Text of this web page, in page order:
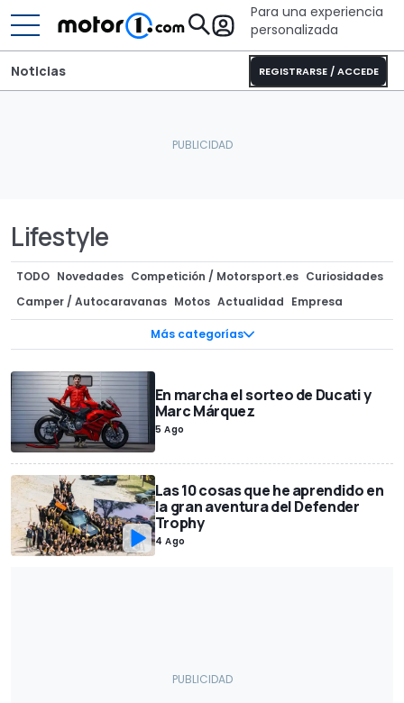
Para una experiencia
personalizada
REGISTRARSE / ACCEDE
Noticias
Lifestyle
Más categorías
TODO Novedades Competición / Motorsport.es Curiosidades
Camper / Autocaravanas Motos Actualidad Empresa
Componentes / Preparaciones
Superdeportivos
Ofertas Clásicos Diseño InsideEVs Recreaciones
Concept Cars Precios
Ediciones especiales
Fotos espía Rumores Entrevistas
Restyling Lifestyle
Seguridad vial / Movilidad
Juguetes / Maquetas Esports y videojuegos
Coches autónomos Carreras de aceleración
Vehículos comerciales Premios Récords
Comunicados Motor1.com Medidas de coches
En marcha el sorteo de Ducati y
Marc Márquez
5 Ago
Las 10 cosas que he aprendido en
la gran aventura del Defender
Trophy
4 Ago